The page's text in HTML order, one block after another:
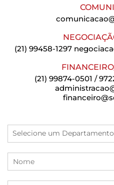
(21) 99458-1297
(21) 99874-0501 /